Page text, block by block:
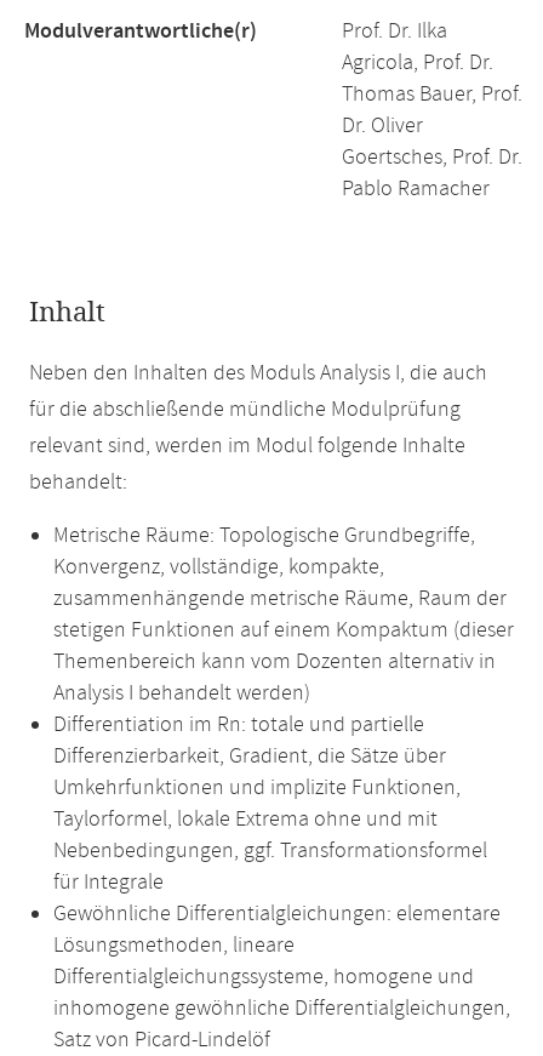
Modulverantwortliche(r)
Prof. Dr. Ilka
Agricola, Prof. Dr.
Thomas Bauer, Prof.
Dr. Oliver
Goertsches, Prof. Dr.
Pablo Ramacher
Inhalt
Neben den Inhalten des Moduls Analysis I, die auch
für die abschließende mündliche Modulprüfung
relevant sind, werden im Modul folgende Inhalte
behandelt:
Metrische Räume: Topologische Grundbegriffe,
Konvergenz, vollständige, kompakte,
zusammenhängende metrische Räume, Raum der
stetigen Funktionen auf einem Kompaktum (dieser
Themenbereich kann vom Dozenten alternativ in
Analysis I behandelt werden)
Differentiation im Rn: totale und partielle
Differenzierbarkeit, Gradient, die Sätze über
Umkehrfunktionen und implizite Funktionen,
Taylorformel, lokale Extrema ohne und mit
Nebenbedingungen, ggf. Transformationsformel
für Integrale
Gewöhnliche Differentialgleichungen: elementare
Lösungsmethoden, lineare
Differentialgleichungssysteme, homogene und
inhomogene gewöhnliche Differentialgleichungen,
Satz von Picard-Lindelöf